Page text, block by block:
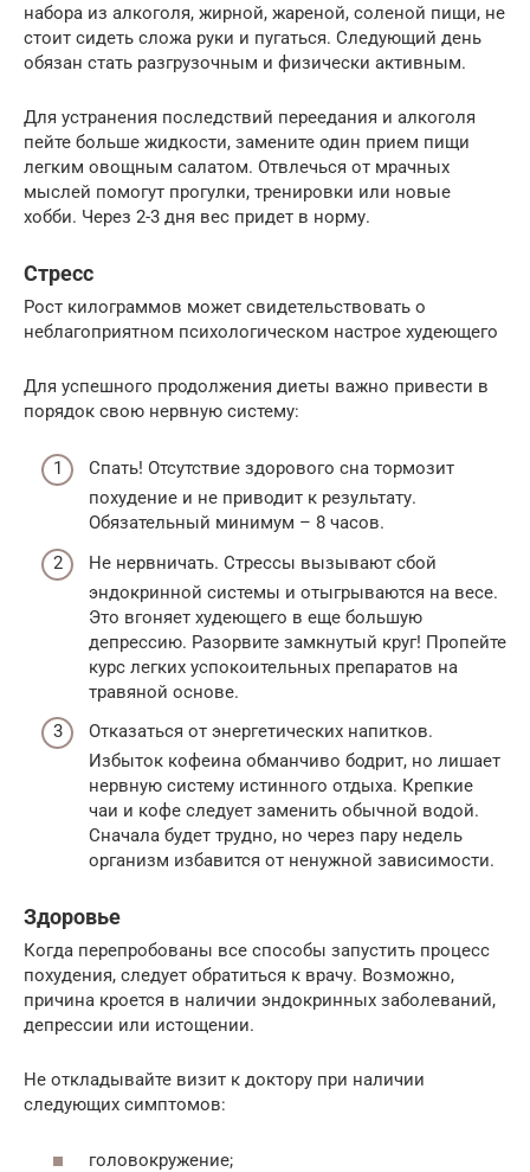
набора из алкоголя, жирной, жареной, соленой пищи, не
стоит сидеть сложа руки и пугаться. Следующий день
обязан стать разгрузочным и физически активным.
Для устранения последствий переедания и алкоголя
пейте больше жидкости, замените один прием пищи
легким овощным салатом. Отвлечься от мрачных
мыслей помогут прогулки, тренировки или новые
хобби. Через 2-3 дня вес придет в норму.
Стресс
Рост килограммов может свидетельствовать о
неблагоприятном психологическом настрое худеющего
Для успешного продолжения диеты важно привести в
порядок свою нервную систему:
Спать! Отсутствие здорового сна тормозит
похудение и не приводит к результату.
Обязательный минимум – 8 часов.
Не нервничать. Стрессы вызывают сбой
эндокринной системы и отыгрываются на весе.
Это вгоняет худеющего в еще большую
депрессию. Разорвите замкнутый круг! Пропейте
курс легких успокоительных препаратов на
травяной основе.
Отказаться от энергетических напитков.
Избыток кофеина обманчиво бодрит, но лишает
нервную систему истинного отдыха. Крепкие
чаи и кофе следует заменить обычной водой.
Сначала будет трудно, но через пару недель
организм избавится от ненужной зависимости.
Здоровье
Когда перепробованы все способы запустить процесс
похудения, следует обратиться к врачу. Возможно,
причина кроется в наличии эндокринных заболеваний,
депрессии или истощении.
Не откладывайте визит к доктору при наличии
следующих симптомов:
головокружение;